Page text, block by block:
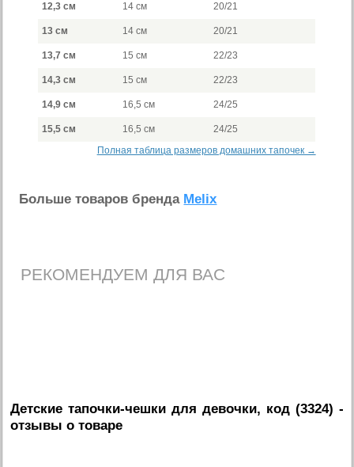
12,3 см 14 см 20/21
13 см 14 см 20/21
13,7 см 15 см 22/23
14,3 см 15 см 22/23
14,9 см 16,5 см 24/25
15,5 см 16,5 см
24/25
Полная таблица размеров домашних тапочек →
Больше товаров бренда Melix
РЕКОМЕНДУЕМ ДЛЯ ВАС
Детские тапочки-чешки для девочки, код (3324) -
отзывы о товаре